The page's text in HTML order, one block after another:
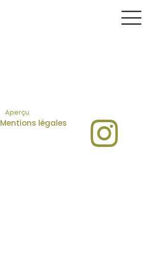
Aperçu
Mentions légales